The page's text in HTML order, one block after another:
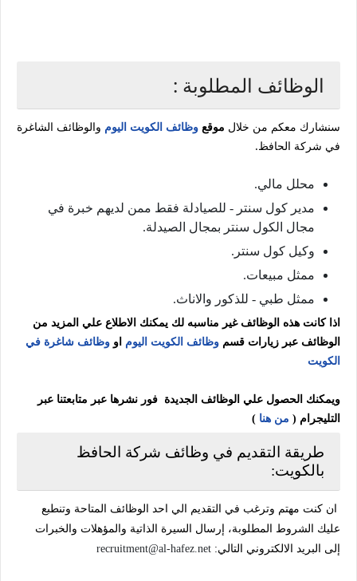
الوظائف المطلوبة :
سنشارك معكم من خلال موقع وظائف الكويت اليوم والوظائف الشاغرة
في شركة الحافظ.
محلل مالي.
مدير كول سنتر - للصيادلة فقط ممن لديهم خبرة في
مجال الكول سنتر بمجال الصيدلة.
وكيل كول سنتر.
ممثل مبيعات.
ممثل طبي - للذكور والاناث.
اذا كانت هذه الوظائف غير مناسبه لك يمكنك الاطلاع علي المزيد من
الوظائف عبر زيارات قسم وظائف الكويت اليوم او وظائف شاغرة في
الكويت
ويمكنك الحصول علي الوظائف الجديدة فور نشرها عبر متابعتنا عبر
التليجرام ( من هنا )
طريقة التقديم في وظائف شركة الحافظ
بالكويت:
ان كنت مهتم وترغب في التقديم الي احد الوظائف المتاحة وتنطبع
عليك الشروط المطلوبة، إرسال السيرة الذاتية والمؤهلات والخبرات
إلى البريد الالكتروني التالي: recruitment@al-hafez.net